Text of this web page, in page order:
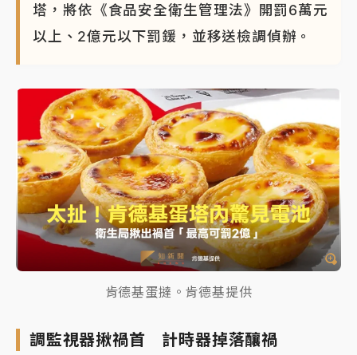
塔，將依《食品安全衛生管理法》開罰6萬元
以上、2億元以下罰鍰，並移送檢調偵辦。
肯德基蛋撻。肯德基提供
調監視器揪禍首 計時器掉落釀禍